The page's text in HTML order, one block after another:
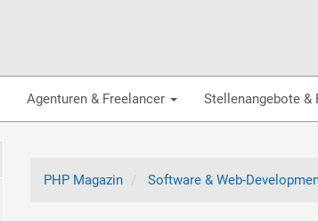
Agenturen & Freelancer Stellenangebote &
PHP Magazin Software & Web-